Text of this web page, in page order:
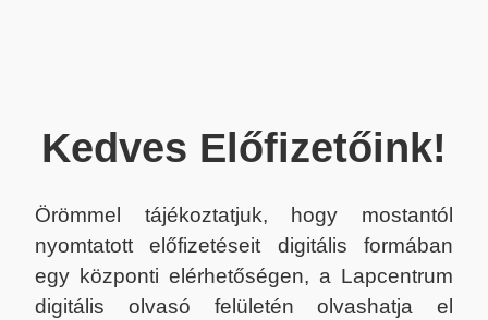
Kedves Előfizetőink!
Örömmel tájékoztatjuk, hogy mostantól
nyomtatott előfizetéseit digitális formában
egy központi elérhetőségen, a Lapcentrum
digitális olvasó felületén olvashatja el